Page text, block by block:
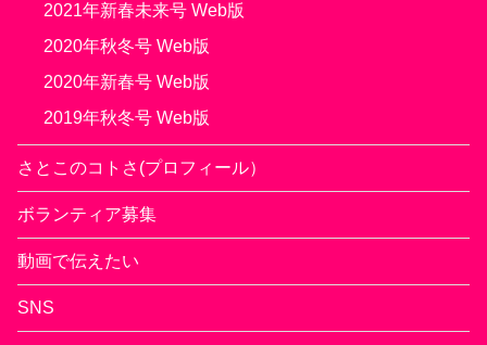
2021年新春未来号 Web版
2020年秋冬号 Web版
2020年新春号 Web版
2019年秋冬号 Web版
さとこのコトさ(プロフィール）
ボランティア募集
動画で伝えたい
SNS